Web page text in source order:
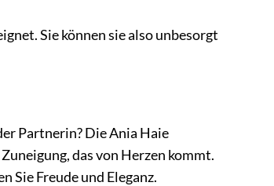
Sie können sie also unbesorgt
Partnerin? Die Ania Haie
das von Herzen kommt.
Sie Freude und Eleganz.